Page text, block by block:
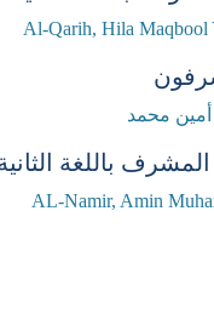
Al-Qarih, Hila Maqbool
أمين محمد
باللغة
AL-Namir, Amin